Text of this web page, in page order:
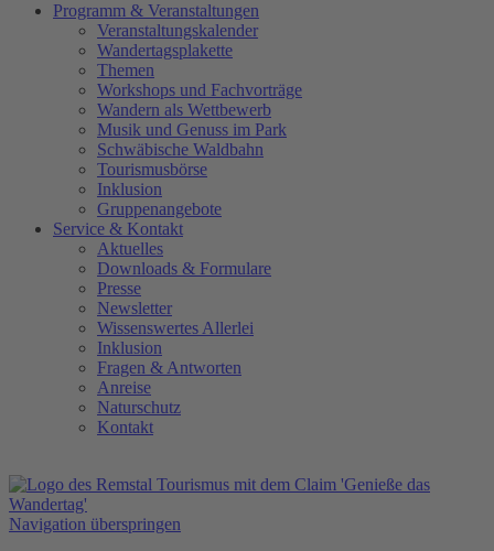
Programm & Veranstaltungen
Veranstaltungskalender
Wandertagsplakette
Themen
Workshops und Fachvorträge
Wandern als Wettbewerb
Musik und Genuss im Park
Schwäbische Waldbahn
Tourismusbörse
Inklusion
Gruppenangebote
Service & Kontakt
Aktuelles
Downloads & Formulare
Presse
Newsletter
Wissenswertes Allerlei
Inklusion
Fragen & Antworten
Anreise
Naturschutz
Kontakt
Navigation überspringen